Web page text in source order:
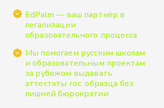
EdPalm — ваш партнёр в
легализации
образовательного процесса
Мы помогаем русским школам
и образовательным проектам
за рубежом выдавать
аттестаты гос. образца без
лишней бюрократии